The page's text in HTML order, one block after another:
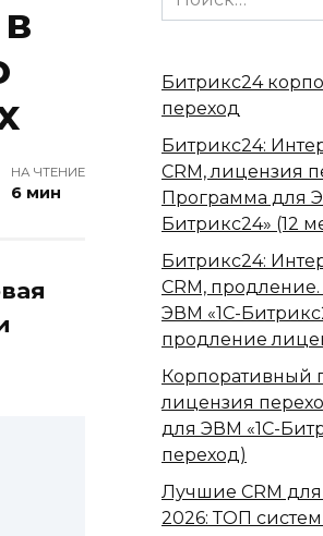
НА ЧТЕНИЕ
6 мин
for:
Битрикс24
переход
Битрикс24:
CRM, лицензия
Программа для
Битрикс24» (12
Битрикс24:
CRM,
ЭВМ «1С-
продление
Корпоративный
лицензия
для ЭВМ «1С-
переход)
Лучшие CRM для
2026: ТОП